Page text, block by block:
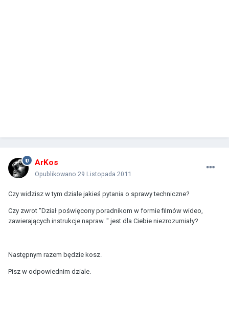
ArKos
Opublikowano 29 Listopada 2011
Czy widzisz w tym dziale jakieś pytania o sprawy techniczne?
Czy zwrot "Dział poświęcony poradnikom w formie filmów wideo,
zawierających instrukcje napraw. " jest dla Ciebie niezrozumiały?
Następnym razem będzie kosz.
Pisz w odpowiednim dziale.